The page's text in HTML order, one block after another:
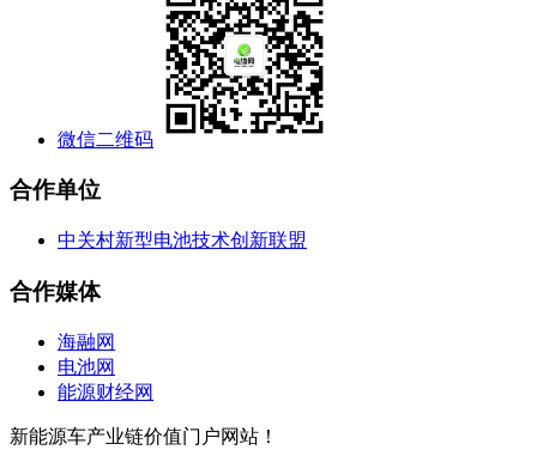
微信二维码
合作单位
中关村新型电池技术创新联盟
合作媒体
海融网
电池网
能源财经网
新能源车产业链价值门户网站！